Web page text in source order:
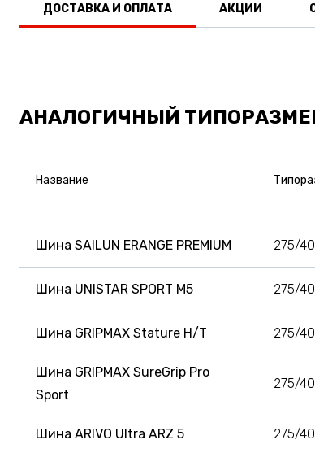
ДОСТАВКА И ОПЛАТА АКЦИИ
АНАЛОГИЧНЫЙ
Название
Шина SAILUN ERANGE PREMIUM 275/
Шина UNISTAR SPORT M5 275/
Шина GRIPMAX Stature H/T 275/
Шина GRIPMAX SureGrip Pro
Sport
275/
Шина ARIVO Ultra ARZ 5 275/